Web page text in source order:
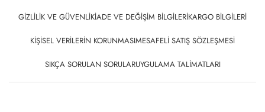
GIZLILIK VE GÜVENLIKİADE VE DEĞIŞIM BILGILERIKARGO BILGILERI
KIŞISEL VERILERIN KORUNMASIMESAFELI SATIŞ SÖZLEŞMESI
SIKÇA SORULAN SORULARUYGULAMA TALIMATLARI